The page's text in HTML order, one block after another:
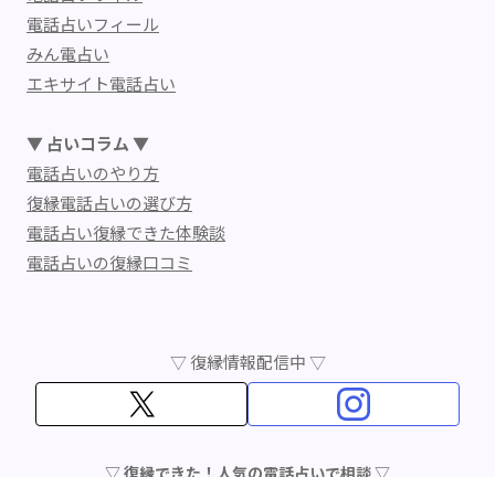
電話占いフィール
みん電占い
エキサイト電話占い
▼ 占いコラム ▼
電話占いのやり方
復縁電話占いの選び方
電話占い復縁できた体験談
電話占いの復縁口コミ
▽ 復縁情報配信中 ▽
▽ 復縁できた！人気の電話占いで相談 ▽